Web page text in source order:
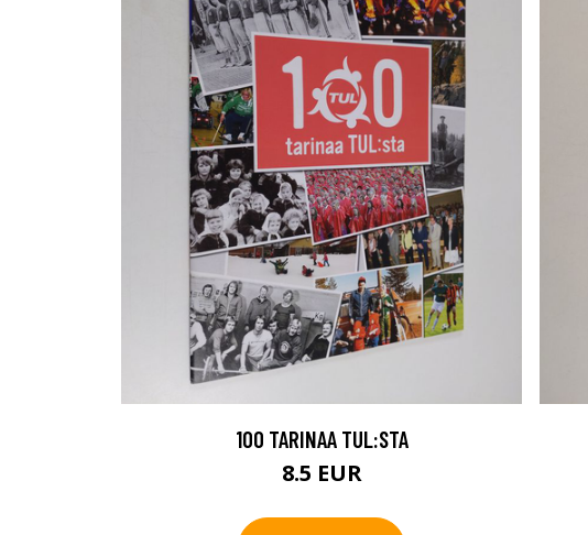
100 TARINAA TUL:STA
8.5 EUR